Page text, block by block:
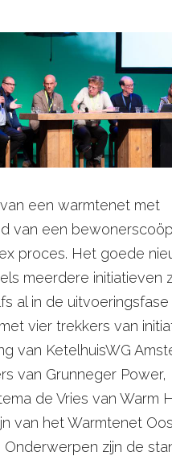
een warmtenet met
van een
proces. Het goede
meerdere initiatieven
al in de uitvoeringsfase
vier trekkers van
van KetelhuisWG
van Grunneger Power,
de Vries van Warm
van het Warmtenet
Onderwerpen zijn de